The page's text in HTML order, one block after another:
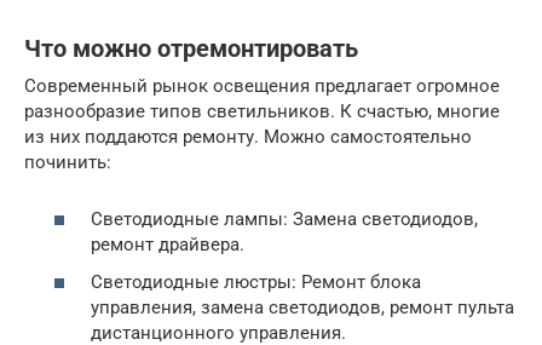
Что можно отремонтировать
Современный рынок освещения предлагает огромное
разнообразие типов светильников. К счастью, многие
из них поддаются ремонту. Можно самостоятельно
починить:
Светодиодные лампы: Замена светодиодов,
ремонт драйвера.
Светодиодные люстры: Ремонт блока
управления, замена светодиодов, ремонт пульта
дистанционного управления.